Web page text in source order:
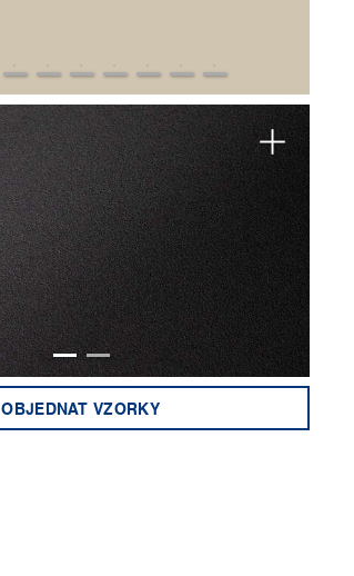
OBJEDNAT VZORKY